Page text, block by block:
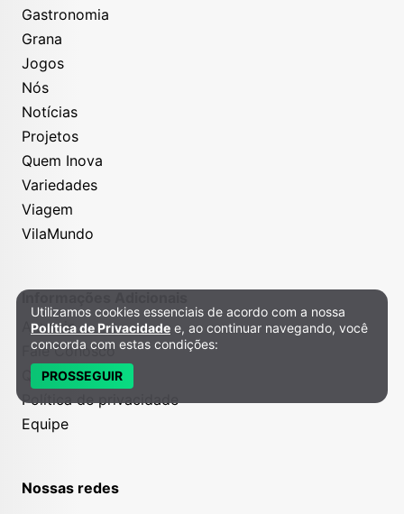
Gastronomia
Grana
Jogos
Nós
Notícias
Projetos
Quem Inova
Variedades
Viagem
VilaMundo
Informações Adicionais
Anuncie
Fale Conosco
Quem somos
Política de privacidade
Equipe
Nossas redes
Política de Privacidade e Cookies
Utilizamos cookies essenciais de acordo com a nossa
Política de Privacidade e, ao continuar navegando, você
concorda com estas condições:
PROSSEGUIR